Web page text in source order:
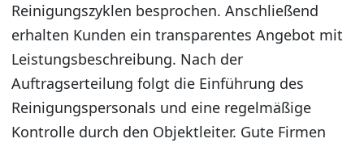
Reinigungszyklen besprochen. Anschließend
erhalten Kunden ein transparentes Angebot mit
Leistungsbeschreibung. Nach der
Auftragserteilung folgt die Einführung des
Reinigungspersonals und eine regelmäßige
Kontrolle durch den Objektleiter. Gute Firmen